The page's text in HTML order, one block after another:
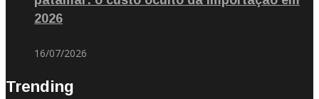
2026
16/07/2026
Trending